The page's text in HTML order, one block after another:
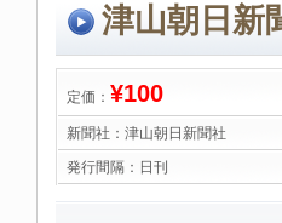
津山朝日新
定価： ¥100
新聞社： 津山朝日新聞社
発行間隔： 日刊